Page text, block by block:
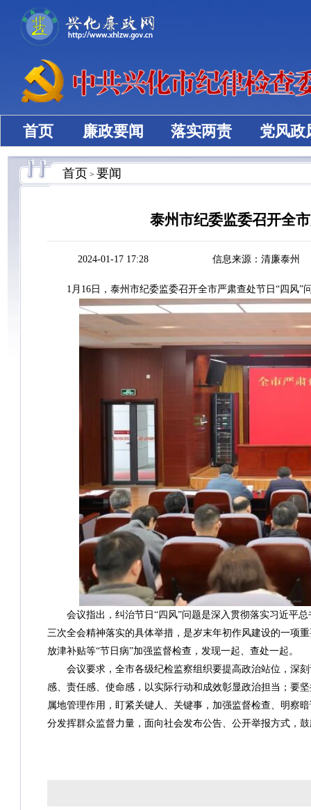
首页 廉政要闻 落实两责 党风政
首页 > 要闻
泰州市纪委监委召开全
2024-01-17 17:28 信息来源：清廉泰州
1月16日，泰州市纪委监委召开全市严肃查处节日“四风
会议指出，纠治节日“四风”问题是深入贯彻落实习近平
三次全会精神落实的具体举措，是岁末年初作风建设的一项
放津补贴等“节日病”加强监督检查，发现一起、查处一起。
会议要求，全市各级纪检监察组织要提高政治站位，深
感、责任感、使命感，以实际行动和成效彰显政治担当；要
属地管理作用，盯紧关键人、关键事，加强监督检查、明察
分发挥群众监督力量，面向社会发布公告、公开举报方式，